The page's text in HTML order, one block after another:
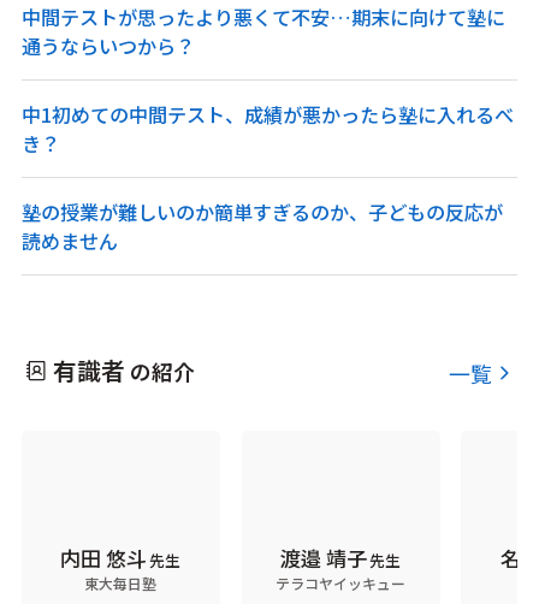
中間テストが思ったより悪くて不安…期末に向けて塾に
通うならいつから？
中1初めての中間テスト、成績が悪かったら塾に入れるべ
き？
塾の授業が難しいのか簡単すぎるのか、子どもの反応が
読めません
有識者 の紹介 一覧
内田 悠斗先生
東大毎日塾
渡邉 靖子先生
テラコヤイッキュー
名